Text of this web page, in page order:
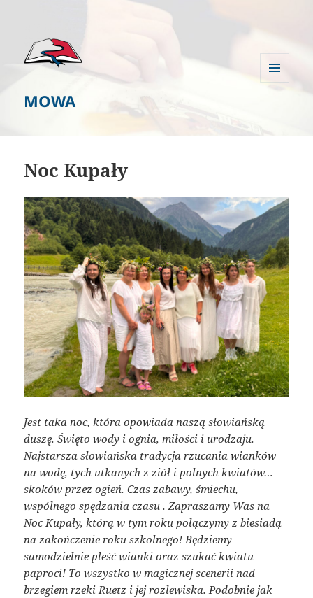
MOWA
Noc Kupały
Jest taka noc, która opowiada naszą słowiańską
duszę. Święto wody i ognia, miłości i urodzaju.
Najstarsza słowiańska tradycja rzucania wianków
na wodę, tych utkanych z ziół i polnych kwiatów…
skoków przez ogień. Czas zabawy, śmiechu,
wspólnego spędzania czasu . Zapraszamy Was na
Noc Kupały, którą w tym roku połączymy z biesiadą
na zakończenie roku szkolnego! Będziemy
samodzielnie pleść wianki oraz szukać kwiatu
paproci! To wszystko w magicznej scenerii nad
brzegiem rzeki Ruetz i jej rozlewiska. Podobnie jak